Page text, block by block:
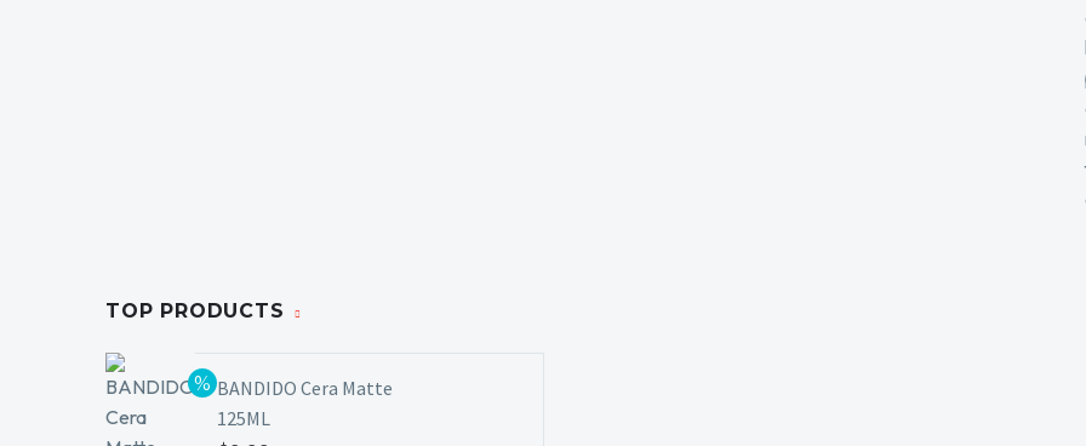
TOP PRODUCTS
BANDIDO Cera Matte
125ML